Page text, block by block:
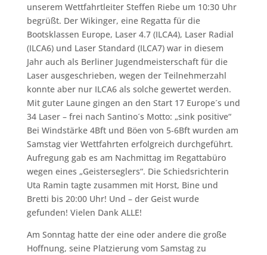
unserem Wettfahrtleiter Steffen Riebe um 10:30 Uhr
begrüßt. Der Wikinger, eine Regatta für die
Bootsklassen Europe, Laser 4.7 (ILCA4), Laser Radial
(ILCA6) und Laser Standard (ILCA7) war in diesem
Jahr auch als Berliner Jugendmeisterschaft für die
Laser ausgeschrieben, wegen der Teilnehmerzahl
konnte aber nur ILCA6 als solche gewertet werden.
Mit guter Laune gingen an den Start 17 Europe´s und
34 Laser – frei nach Santino´s Motto: „sink positive“
Bei Windstärke 4Bft und Böen von 5-6Bft wurden am
Samstag vier Wettfahrten erfolgreich durchgeführt.
Aufregung gab es am Nachmittag im Regattabüro
wegen eines „Geisterseglers“. Die Schiedsrichterin
Uta Ramin tagte zusammen mit Horst, Bine und
Bretti bis 20:00 Uhr! Und – der Geist wurde
gefunden! Vielen Dank ALLE!
Am Sonntag hatte der eine oder andere die große
Hoffnung, seine Platzierung vom Samstag zu